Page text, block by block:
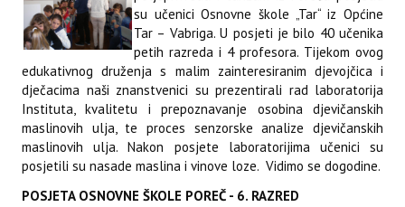
su učenici Osnovne škole „Tar“ iz Općine
Tar – Vabriga. U posjeti je bilo 40 učenika
petih razreda i 4 profesora. Tijekom ovog
edukativnog druženja s malim zainteresiranim djevojčica i
dječacima naši znanstvenici su prezentirali rad laboratorija
Instituta, kvalitetu i prepoznavanje osobina djevičanskih
maslinovih ulja, te proces senzorske analize djevičanskih
maslinovih ulja. Nakon posjete laboratorijima učenici su
posjetili su nasade maslina i vinove loze. Vidimo se dogodine.
POSJETA OSNOVNE ŠKOLE POREČ - 6. RAZRED